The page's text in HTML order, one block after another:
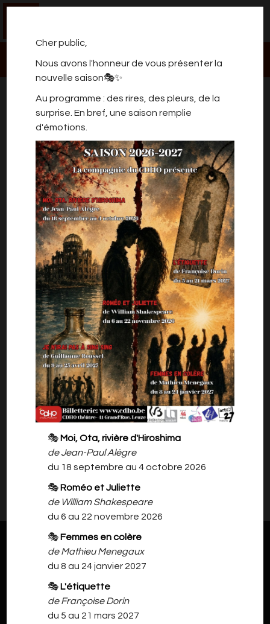
Cher public,
Nous avons l'honneur de vous présenter la
nouvelle saison🎭✨
Au programme : des rires, des pleurs, de la
surprise. En bref, une saison remplie
d'émotions.
🎭 Moi, Ota, rivière d'Hiroshima
de Jean-Paul Alègre
du 18 septembre au 4 octobre 2026
🎭 Roméo et Juliette
de William Shakespeare
du 6 au 22 novembre 2026
🎭 Femmes en colère
de Mathieu Menegaux
du 8 au 24 janvier 2027
🎭 L'étiquette
de Françoise Dorin
du 5 au 21 mars 2027
ROBBY. JEU, SEPT & MOTS
Quand les mots deviennent un terrain de jeu.
En décembre, Robby avait fait 2 soirées salle
comble avec ce premier one-man-show mêlant
absurde, autodérision et humour belge
décomplexé.
Vous n'avez pas pu le voir?
Courez vite sur sa billetterie pour réserver :
Veuillez revenir plus tard.